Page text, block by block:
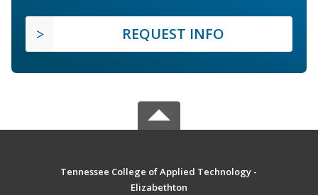
REQUEST INFO
Tennessee College of Applied Technology -
Elizabethton